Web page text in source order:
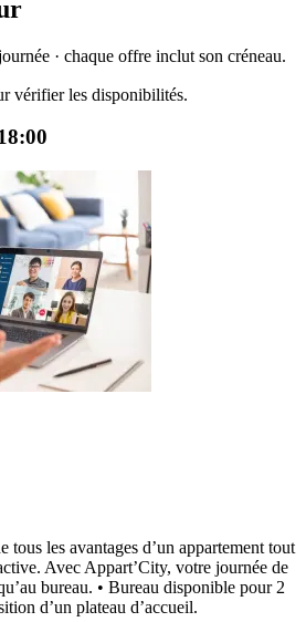
· chaque offre inclut son créneau.
vérifier les disponibilités.
tous les avantages d’un appartement tout
Avec Appart’City, votre journée de
bureau. • Bureau disponible pour 2
d’un plateau d’accueil.